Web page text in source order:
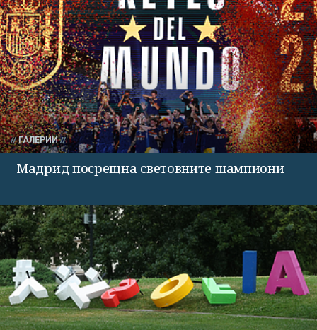
ГАЛЕРИИ
Мадрид посрещна световните шампиони